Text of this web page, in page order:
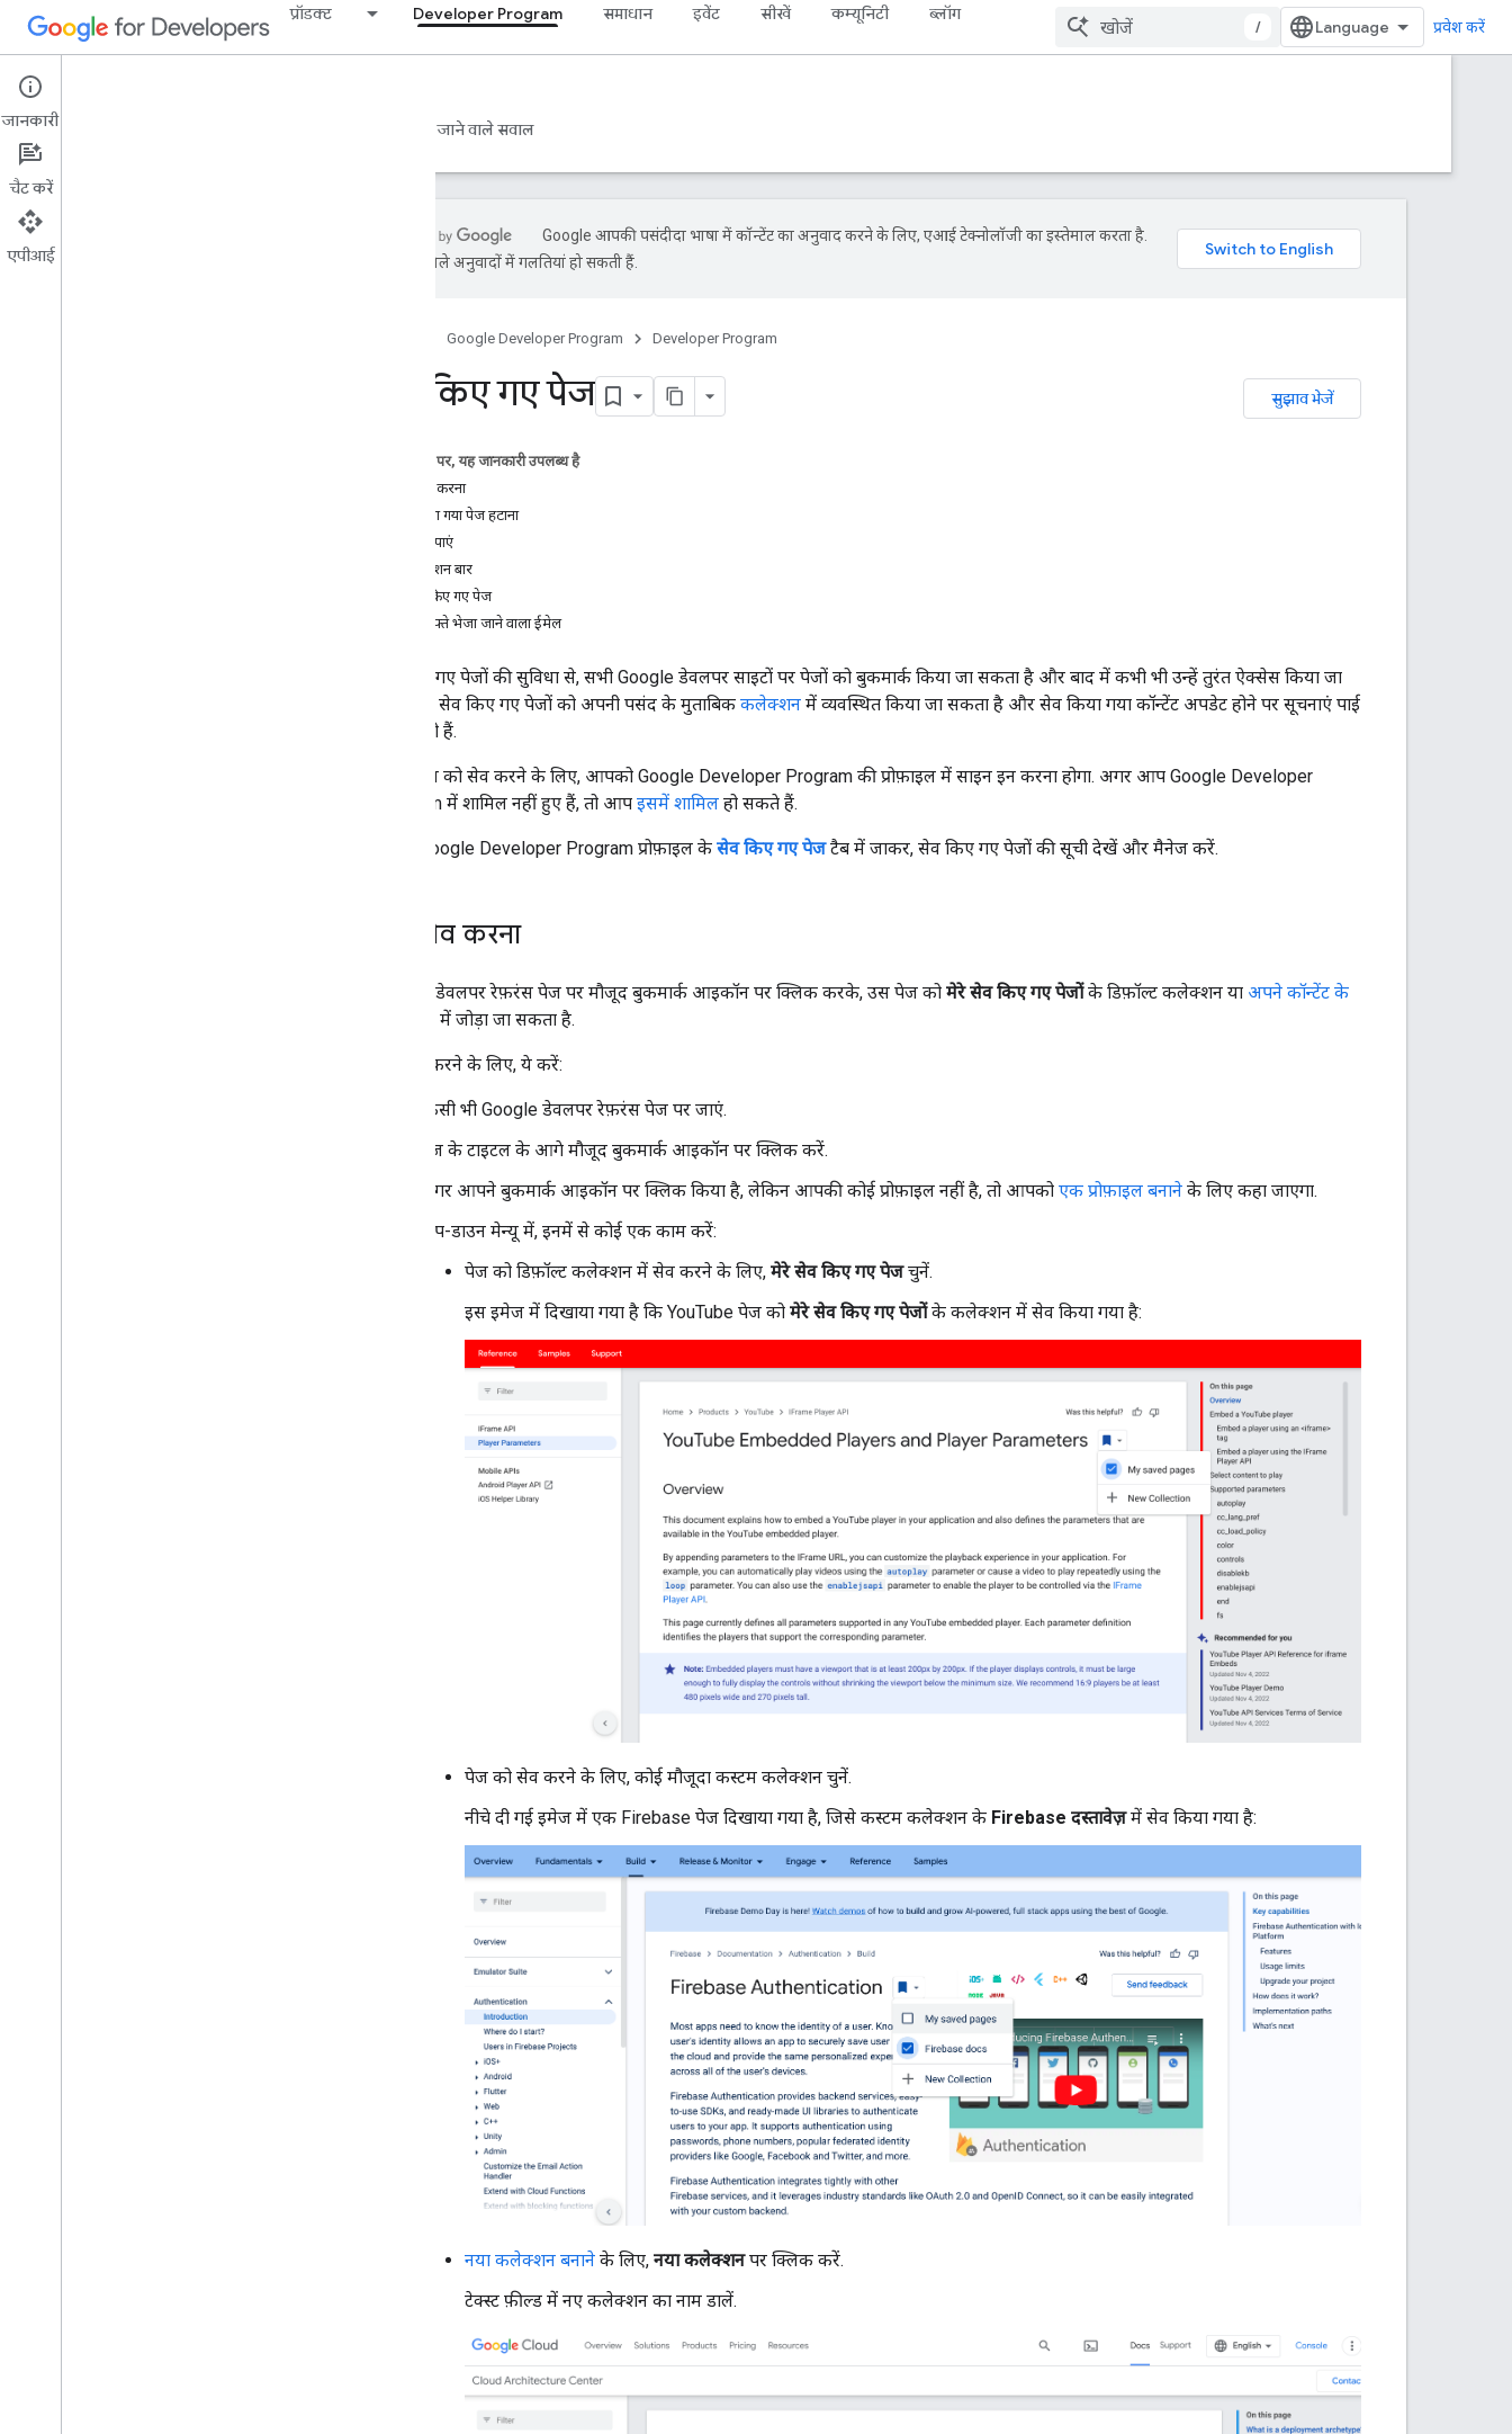
प्रॉडक्ट Developer Program समाधान इवेंट सीखें कम्यूनिटी ब्लॉग
/ प्रवेश करें
Google Developer Program
Builders Hub अक्सर पूछे जाने वाले सवाल
Google आपकी पसंदीदा भाषा में कॉन्टेंट का अनुवाद करने के लिए, एआई टेक्नोलॉजी का इस्तेमाल करता है.
एआई से मिले अनुवादों में गलतियां हो सकती हैं.
Google Developer Program Developer Program
सुझाव भेजें
सेव किए गए पेज
इस पेज पर, यह जानकारी उपलब्ध है
पेज सेव करना
सेव किया गया पेज हटाना
सूचनाएं पाएं
नेविगेशन बार
सेव किए गए पेज
हर हफ़्ते भेजा जाने वाला ईमेल
सेव किए गए पेजों की सुविधा से, सभी Google डेवलपर साइटों पर पेजों को बुकमार्क किया जा सकता है और बाद में कभी भी उन्हें तुरंत ऐक्सेस किया जा
सकता है. सेव किए गए पेजों को अपनी पसंद के मुताबिक कलेक्शन में व्यवस्थित किया जा सकता है और सेव किया गया कॉन्टेंट अपडेट होने पर सूचनाएं पाई
जा सकती हैं.
किसी पेज को सेव करने के लिए, आपको Google Developer Program की प्रोफ़ाइल में साइन इन करना होगा. अगर आप Google Developer
Program में शामिल नहीं हुए हैं, तो आप इसमें शामिल हो सकते हैं.
अपनी Google Developer Program प्रोफ़ाइल के सेव किए गए पेजटैब में जाकर, सेव किए गए पेजों की सूची देखें और मैनेज करें.
पेज सेव करना
Google डेवलपर रेफ़रंस पेज पर मौजूद बुकमार्क आइकॉन पर क्लिक करके, उस पेज को मेरे सेव किए गए पेजोंके डिफ़ॉल्ट कलेक्शन या अपने कॉन्टेंट के
में जोड़ा जा सकता है.
पेज सेव करने के लिए, ये करें:
किसी भी Google डेवलपर रेफ़रंस पेज पर जाएं.
पेज के टाइटल के आगे मौजूद बुकमार्क आइकॉन पर क्लिक करें.
अगर आपने बुकमार्क आइकॉन पर क्लिक किया है, लेकिन आपकी कोई प्रोफ़ाइल नहीं है, तो आपको एक प्रोफ़ाइल बनाने के लिए कहा जाएगा.
ड्रॉप-डाउन मेन्यू में, इनमें से कोई एक काम करें:
पेज को डिफ़ॉल्ट कलेक्शन में सेव करने के लिए, मेरे सेव किए गए पेजचुनें.
इस इमेज में दिखाया गया है कि YouTube पेज को मेरे सेव किए गए पेजोंके कलेक्शन में सेव किया गया है:
पेज को सेव करने के लिए, कोई मौजूदा कस्टम कलेक्शन चुनें.
नीचे दी गई इमेज में एक Firebase पेज दिखाया गया है, जिसे कस्टम कलेक्शन के Firebase दस्तावेज़में सेव किया गया है:
नया कलेक्शन बनाने के लिए, नया कलेक्शनपर क्लिक करें.
टेक्स्ट फ़ील्ड में नए कलेक्शन का नाम डालें.
जानकारी
चैट करें
एपीआई